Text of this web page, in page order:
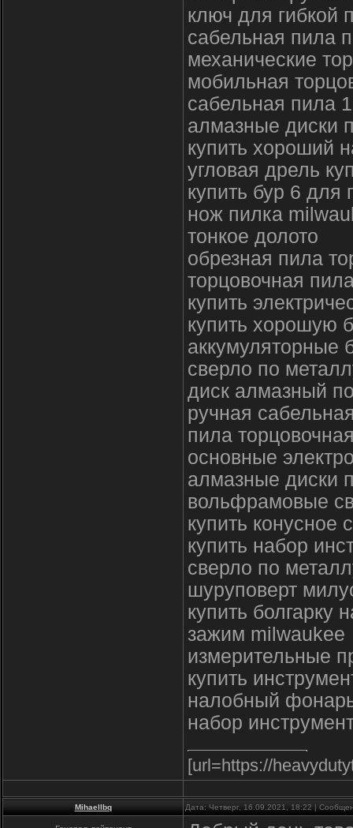
ключ для гибкой
сабельная пила
механические
мобильная
сабельная пила
алмазные диски
купить хороший
угловая дрель
купить бур 6 для
нож пилка
тонкое долото
обрезная пила
торцовочная
купить
купить хорошую
аккумуляторные
сверло по
диск алмазный
ручная
пила
основные
алмазные диски
вольфрамовые
купить конусное
купить набор
сверло по
шуруповерт
купить болгарку
зажим milwaukee
измерительные
купить
налобный
набор
[url=https://
Mihaellbq Дата: Четверг, 16.09.2021, 18:22 |